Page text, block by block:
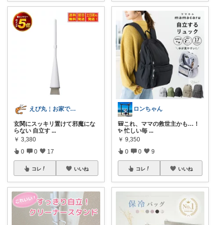
えび丸￤お家でセルフケア アイテム
玄関にスッキリ置けて邪魔にな
らない 自立す ...
￥ 3,380
0 0 17
コレ いいね
ロンちゃん
🎒これ、ママの救世主かも…！
✨ 忙しい毎 ...
￥ 9,350
0 0 9
コレ いいね